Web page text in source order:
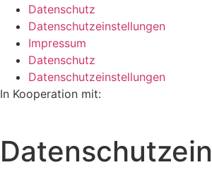
Datenschutz
Datenschutzeinstellungen
Impressum
Datenschutz
Datenschutzeinstellungen
In Kooperation mit: